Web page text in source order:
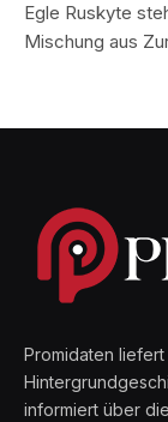
Egle Ruskyte
Mischung aus
Promidaten
informiert über